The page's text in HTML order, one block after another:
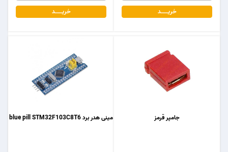
خریـــــــد
خریـــــــد
مینی هدر برد blue pill STM32F103C8T6 جامپر قرمز